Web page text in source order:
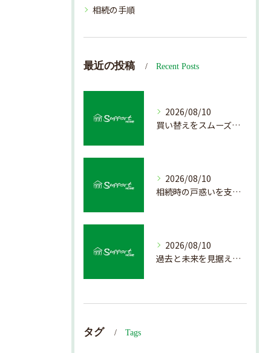
相続の手順
最近の投稿 Recent Posts
2026/08/10
買い替えをスムーズにする不動産売却のポイント解説
2026/08/10
相続時の戸惑いを支える不動産売却の手順解説
2026/08/10
過去と未来を見据えた戸建て売却戦略の秘訣
タグ Tags